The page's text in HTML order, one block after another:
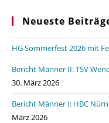
Neueste
HG Sommerfest 2026 mit
Bericht Männer II: TSV
30. März 2026
Bericht Männer I: HBC
März 2026